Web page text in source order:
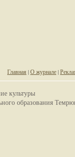
Главная |О журнале|
культуры
образования